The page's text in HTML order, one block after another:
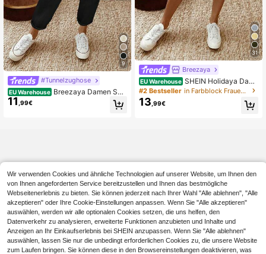
9
#Tunnelzughose
EU Warehouse Breezaya Damen Ski
nny Jeans Hose aus strukturiertem
Denim Blau für Frühling Sommer
11 ,99€
31
Breezaya
EU Warehouse SHEIN Holidaya Dam
en Sommer Neue Baumwolle Leine
n Lässig Kordelzug Umgeschlagene
r Saum Shorts, mit Baumwolle Leine
sse, ein vielseitiges Teil in der Kate
gorie Lässig Kordelzug Shorts, eleg
ante Hose in Khaki Farbe und weite
Schlankheits Hosen.
#2 Bestseller in Farbblock Frauen Shorts
13 ,99€
Wir verwenden Cookies und ähnliche Technologien auf unserer Website, um Ihnen den
von Ihnen angeforderten Service bereitzustellen und Ihnen das bestmögliche
Webseitenerlebnis zu bieten. Sie können jederzeit nach Ihrer Wahl "Alle ablehnen", "Alle
akzeptieren" oder Ihre Cookie-Einstellungen anpassen. Wenn Sie "Alle akzeptieren"
auswählen, werden wir alle optionalen Cookies setzen, die uns helfen, den
Datenverkehr zu analysieren, erweiterte Funktionen anzubieten und Inhalte und
Anzeigen an Ihr Einkaufserlebnis bei SHEIN anzupassen. Wenn Sie "Alle ablehnen"
auswählen, lassen Sie nur die unbedingt erforderlichen Cookies zu, die unsere Website
zum Laufen bringen. Sie können diese in den Browsereinstellungen deaktivieren, was